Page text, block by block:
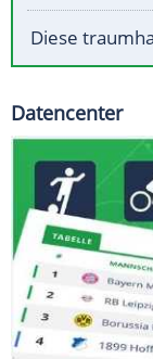
Diese
Datencenter